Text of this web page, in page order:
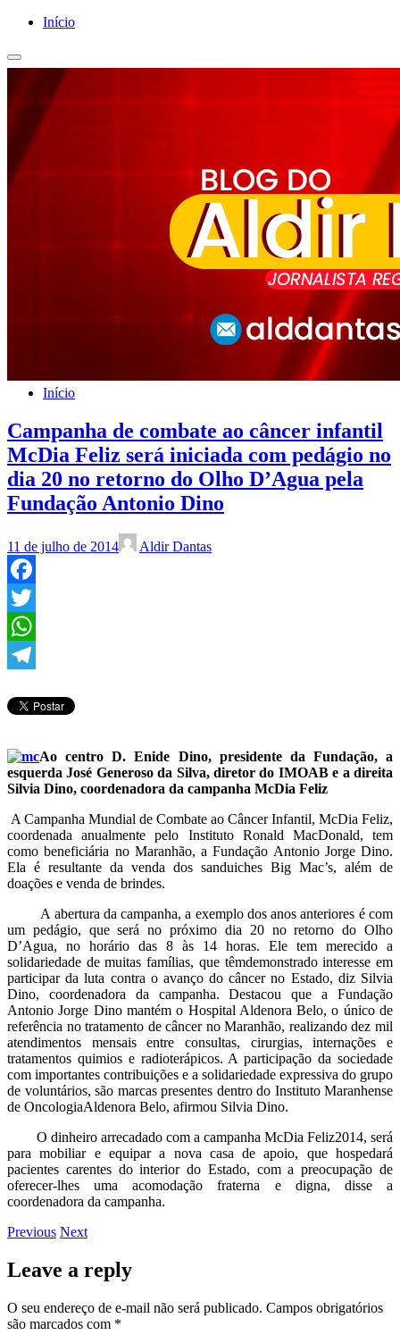
Início
Início
Campanha de combate ao câncer infantil
McDia Feliz será iniciada com pedágio no
dia 20 no retorno do Olho D’Agua pela
Fundação Antonio Dino
11 de julho de 2014 Aldir Dantas
Facebook
Twitter
WhatsApp
Ao centro D. Enide Dino, presidente da Fundação, a
esquerda José Generoso da Silva, diretor do IMOAB e a direita
Silvia Dino, coordenadora da campanha McDia Feliz
A Campanha Mundial de Combate ao Câncer Infantil, McDia Feliz,
coordenada anualmente pelo Instituto Ronald MacDonald, tem
como beneficiária no Maranhão, a Fundação Antonio Jorge Dino.
Ela é resultante da venda dos sanduiches Big Mac’s, além de
doações e venda de brindes.
A abertura da campanha, a exemplo dos anos anteriores é com
um pedágio, que será no próximo dia 20 no retorno do Olho
D’Agua, no horário das 8 às 14 horas. Ele tem merecido a
solidariedade de muitas famílias, que têmdemonstrado interesse em
participar da luta contra o avanço do câncer no Estado, diz Silvia
Dino, coordenadora da campanha. Destacou que a Fundação
Antonio Jorge Dino mantém o Hospital Aldenora Belo, o único de
referência no tratamento de câncer no Maranhão, realizando dez mil
atendimentos mensais entre consultas, cirurgias, internações e
tratamentos quimios e radioterápicos. A participação da sociedade
com importantes contribuições e a solidariedade expressiva do grupo
de voluntários, são marcas presentes dentro do Instituto Maranhense
de OncologiaAldenora Belo, afirmou Silvia Dino.
O dinheiro arrecadado com a campanha McDia Feliz2014, será
para mobiliar e equipar a nova casa de apoio, que hospedará
pacientes carentes do interior do Estado, com a preocupação de
oferecer-lhes uma acomodação fraterna e digna, disse a
coordenadora da campanha.
Previous Next
Leave a reply
O seu endereço de e-mail não será publicado. Campos obrigatórios
são marcados com *